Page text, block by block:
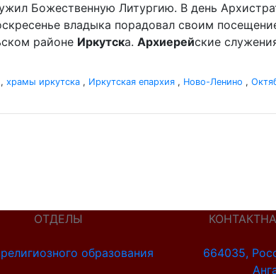
Божественную Литургию. В день
владыка порадовал своим
районе Иркутска. Архиерейские
, храмы иркутска , Иркутская епархия , Ново-Ленино ,
ОТДЕЛЫ
образования
664035,